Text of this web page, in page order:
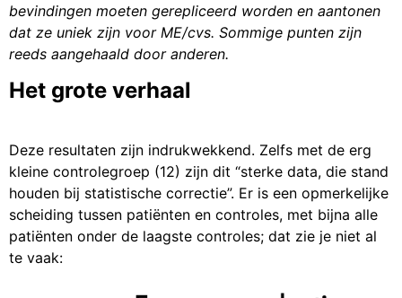
bevindingen moeten gerepliceerd worden en aantonen
dat ze uniek zijn voor ME/cvs. Sommige punten zijn
reeds aangehaald door anderen.
Het grote verhaal
Deze resultaten zijn indrukwekkend. Zelfs met de erg
kleine controlegroep (12) zijn dit “sterke data, die stand
houden bij statistische correctie”. Er is een opmerkelijke
scheiding tussen patiënten en controles, met bijna alle
patiënten onder de laagste controles; dat zie je niet al
te vaak: